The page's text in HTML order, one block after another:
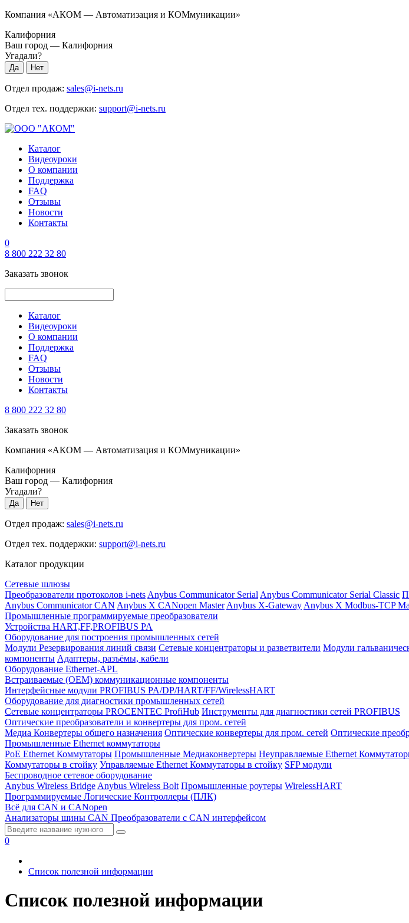
Компания «АКОМ — Автоматизация и КОМмуникации»
Калифорния
Ваш город — Калифорния
Угадали?
Отдел продаж: sales@i-nets.ru
Отдел тех. поддержки: support@i-nets.ru
Каталог
Видеоуроки
О компании
Поддержка
FAQ
Отзывы
Новости
Контакты
0
8 800 222 32 80
Заказать звонок
Каталог
Видеоуроки
О компании
Поддержка
FAQ
Отзывы
Новости
Контакты
8 800 222 32 80
Заказать звонок
Компания «АКОМ — Автоматизация и КОМмуникации»
Калифорния
Ваш город — Калифорния
Угадали?
Отдел продаж: sales@i-nets.ru
Отдел тех. поддержки: support@i-nets.ru
Каталог продукции
Сетевые шлюзы
Преобразователи протоколов i-nets Anybus Communicator Serial Anybus Communicator Serial Classic
Anybus Communicator CAN Anybus X CANopen Master Anybus X-Gateway Anybus X Modbus-TCP
Промышленные программируемые преобразователи
Устройства HART,FF,PROFIBUS PA
Оборудование для построения промышленных сетей
Модули Резервирования линий связи Сетевые концентраторы и разветвители Модули
компоненты Адаптеры, разъёмы, кабели
Оборудование Ethernet-APL
Встраиваемые (OEM) коммуникационные компоненты
Интерфейсные модули PROFIBUS PA/DP/HART/FF/WirelessHART
Оборудование для диагностики промышленных сетей
Сетевые концентраторы PROCENTEC ProfiHub Инструменты для диагностики сетей PROFIBUS
Оптические преобразователи и конвертеры для пром. сетей
Медиа Конвертеры общего назначения Оптические конвертеры для пром. сетей Оптические
Промышленные Ethernet коммутаторы
PoE Ethernet Коммутаторы Промышленные Медиаконвертеры Неуправляемые Ethernet
Коммутаторы в стойку Управляемые Ethernet Коммутаторы в стойку SFP модули
Беспроводное сетевое оборудование
Anybus Wireless Bridge Anybus Wireless Bolt Промышленные роутеры WirelessHART
Программируемые Логические Контроллеры (ПЛК)
Всё для CAN и CANopen
Анализаторы шины CAN Преобразователи с CAN интерфейсом
0
Список полезной информации
Список полезной информации